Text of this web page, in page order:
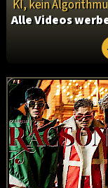
KI, kein
Alle Videos